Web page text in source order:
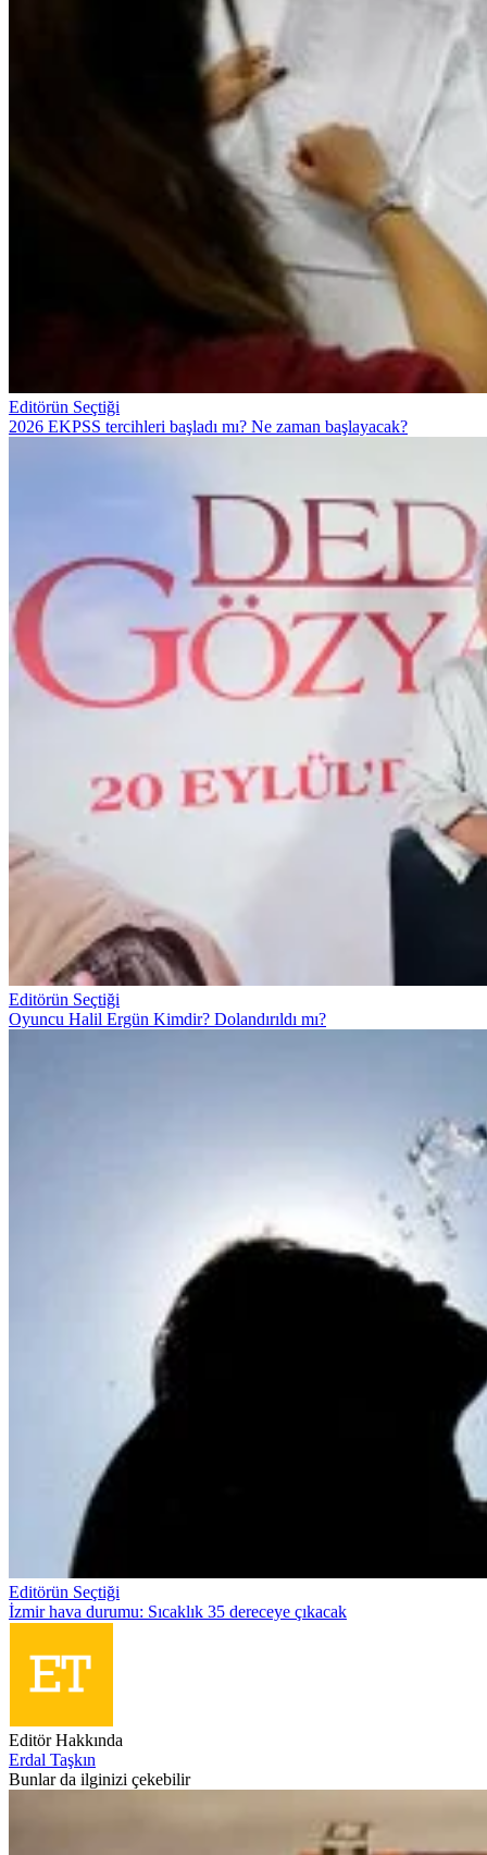
Editörün Seçtiği
2026 EKPSS tercihleri başladı mı? Ne zaman başlayacak?
Editörün Seçtiği
Oyuncu Halil Ergün Kimdir? Dolandırıldı mı?
Editörün Seçtiği
İzmir hava durumu: Sıcaklık 35 dereceye çıkacak
Editör Hakkında
Erdal Taşkın
Bunlar da ilginizi çekebilir